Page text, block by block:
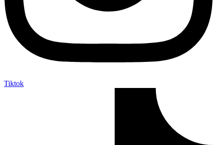
Tiktok